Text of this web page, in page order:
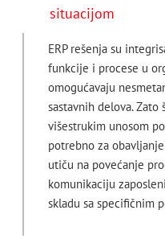
situacijom
ERP rešenja su
funkcije i procese u
omogućavaju
sastavnih delova.
višestrukim unosom
potrebno za
utiču na povećanje
komunikaciju
skladu sa specifičnim